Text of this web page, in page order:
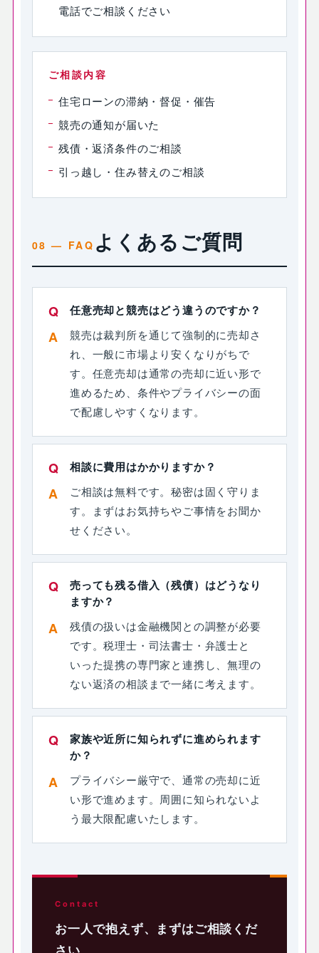
電話でご相談ください
ご相談内容
住宅ローンの滞納・督促・催告
競売の通知が届いた
残債・返済条件のご相談
引っ越し・住み替えのご相談
よくあるご質問
任意売却と競売はどう違うのですか？
競売は裁判所を通じて強制的に売却さ
れ、一般に市場より安くなりがちで
す。任意売却は通常の売却に近い形で
進めるため、条件やプライバシーの面
で配慮しやすくなります。
相談に費用はかかりますか？
ご相談は無料です。秘密は固く守りま
す。まずはお気持ちやご事情をお聞か
せください。
売っても残る借入（残債）はどうなり
ますか？
残債の扱いは金融機関との調整が必要
です。税理士・司法書士・弁護士と
いった提携の専門家と連携し、無理の
ない返済の相談まで一緒に考えます。
家族や近所に知られずに進められます
か？
プライバシー厳守で、通常の売却に近
い形で進めます。周囲に知られないよ
う最大限配慮いたします。
Contact
お一人で抱えず、まずはご相談くだ